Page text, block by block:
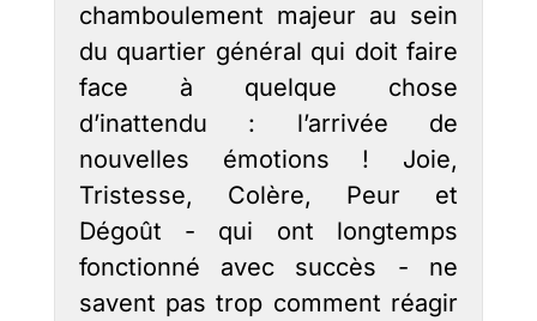
chamboulement majeur au sein
du quartier général qui doit faire
face à quelque chose
d’inattendu : l’arrivée de
nouvelles émotions ! Joie,
Tristesse, Colère, Peur et
Dégoût - qui ont longtemps
fonctionné avec succès - ne
savent pas trop comment réagir